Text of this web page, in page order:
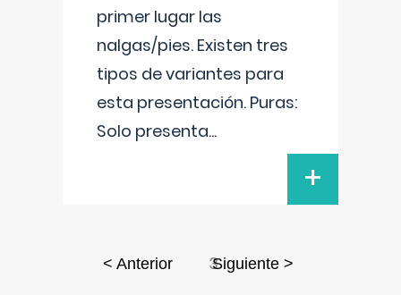
primer lugar las
nalgas/pies. Existen tres
tipos de variantes para
esta presentación. Puras:
Solo presenta...
+
< Anterior 3Siguiente >